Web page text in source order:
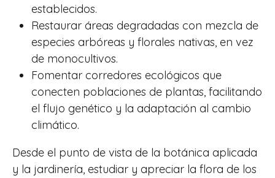
establecidos.
Restaurar áreas degradadas con mezcla de
especies arbóreas y florales nativas, en vez
de monocultivos.
Fomentar corredores ecológicos que
conecten poblaciones de plantas, facilitando
el flujo genético y la adaptación al cambio
climático.
Desde el punto de vista de la botánica aplicada
y la jardinería, estudiar y apreciar la flora de los